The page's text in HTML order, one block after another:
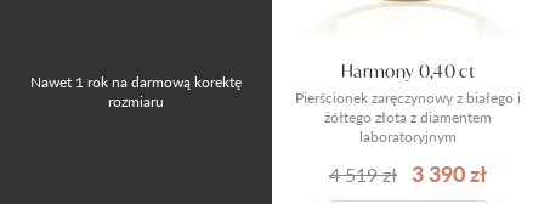
Nawet 1 rok na darmową korektę
rozmiaru
Pierścionek zaręczynowy z białego i
żółtego złota z diamentem
laboratoryjnym
Harmony 0,40 ct
4 519 zł 3 390 zł